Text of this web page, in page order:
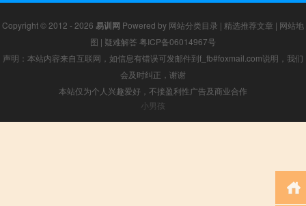
Copyright © 2012 - 2026 易训网 Powered by 网站分类目录 | 精选推荐文章 | 网站地
图 | 疑难解答 粤ICP备06014967号
声明：本站内容来自互联网，如信息有错误可发邮件到f_fb#foxmail.com说明，我们
会及时纠正，谢谢
本站仅为个人兴趣爱好，不接盈利性广告及商业合作
小男孩